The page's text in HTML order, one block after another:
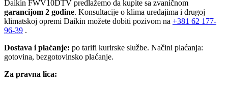
Daikin FWV10DTV predlažemo da kupite sa zvaničnom
garancijom 2 godine. Konsultacije o klima uređajima i drugoj
klimatskoj opremi Daikin možete dobiti pozivom na +381 62 177-
96-39 .
Dostava i plaćanje: po tarifi kurirske službe. Načini plaćanja:
gotovina, bezgotovinsko plaćanje.
Za pravna lica: